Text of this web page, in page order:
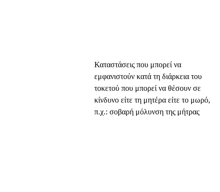
Καταστάσεις που μπορεί να
εμφανιστούν κατά τη διάρκεια του
τοκετού που μπορεί να θέσουν σε
κίνδυνο είτε τη μητέρα είτε το μωρό,
π.χ.: σοβαρή μόλυνση της μήτρας